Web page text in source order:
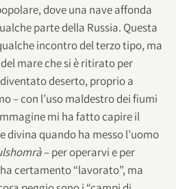
dove una nave affonda
parte della Russia. Questa
incontro del terzo tipo, ma
mare che si è ritirato per
deserto, proprio a
– con l’uso maldestro dei fiumi
mi ha fatto capire il
divina quando ha messo l’uomo
– per operarvi e per
certamento “lavorato”, ma